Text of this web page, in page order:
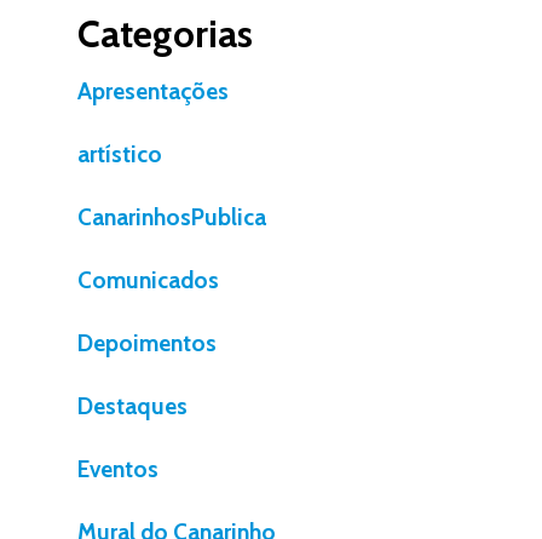
Categorias
Apresentações
artístico
CanarinhosPublica
Comunicados
Depoimentos
Destaques
Eventos
Mural do Canarinho